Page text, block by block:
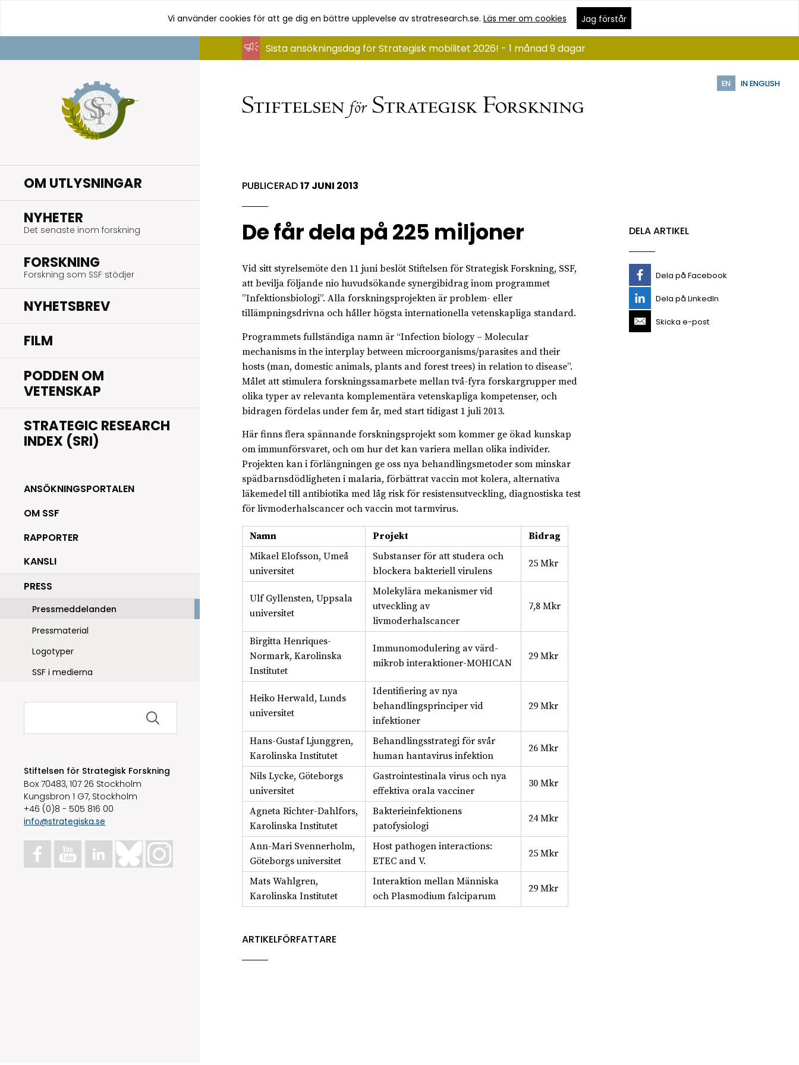
innehåll
Vi använder cookies för att ge dig en bättre upplevelse av stratresearch.se.Läs mer om cookies Jag förstår
EN IN ENGLISH
OM UTLYSNINGAR
NYHETER
Det senaste inom forskning
FORSKNING
Forskning som SSF stödjer
NYHETSBREV
FILM
PODDEN OM
VETENSKAP
STRATEGIC RESEARCH
INDEX (SRI)
ANSÖKNINGSPORTALEN
OM SSF
RAPPORTER
KANSLI
PRESS
Pressmeddelanden
Pressmaterial
Logotyper
SSF i medierna
Sök
Stiftelsen för Strategisk Forskning
Box 70483, 107 26 Stockholm
Kungsbron 1 G7, Stockholm
+46 (0)8 - 505 816 00
info@strategiska.se
Sista ansökningsdag för Strategisk mobilitet 2026! - 1 månad 9 dagar
PUBLICERAD17 JUNI 2013
De får dela på 225 miljoner
Vid sitt styrelsemöte den 11 juni beslöt Stiftelsen för Strategisk Forskning, SSF,
att bevilja följande nio huvudsökande synergibidrag inom programmet
”Infektionsbiologi”. Alla forskningsprojekten är problem- eller
tillämpningsdrivna och håller högsta internationella vetenskapliga standard.
Programmets fullständiga namn är “Infection biology – Molecular
mechanisms in the interplay between microorganisms/parasites and their
hosts (man, domestic animals, plants and forest trees) in relation to disease”.
Målet att stimulera forskningssamarbete mellan två-fyra forskargrupper med
olika typer av relevanta komplementära vetenskapliga kompetenser, och
bidragen fördelas under fem år, med start tidigast 1 juli 2013.
Här finns flera spännande forskningsprojekt som kommer ge ökad kunskap
om immunförsvaret, och om hur det kan variera mellan olika individer.
Projekten kan i förlängningen ge oss nya behandlingsmetoder som minskar
spädbarnsdödligheten i malaria, förbättrat vaccin mot kolera, alternativa
läkemedel till antibiotika med låg risk för resistensutveckling, diagnostiska test
för livmoderhalscancer och vaccin mot tarmvirus.
Namn Projekt
Bidrag
Mikael Elofsson, Umeå
universitet
Substanser för att studera och
blockera bakteriell virulens
25 Mkr
Ulf Gyllensten, Uppsala
universitet
Molekylära mekanismer vid
utveckling av
livmoderhalscancer
7,8 Mkr
Birgitta Henriques-
Normark, Karolinska
Institutet
Immunomodulering av värd-
mikrob interaktioner-MOHICAN
29 Mkr
Heiko Herwald, Lunds
universitet
Identifiering av nya
behandlingsprinciper vid
infektioner
29 Mkr
Hans-Gustaf Ljunggren,
Karolinska Institutet
Behandlingsstrategi för svår
human hantavirus infektion
26 Mkr
Nils Lycke, Göteborgs
universitet
Gastrointestinala virus och nya
effektiva orala vacciner
30 Mkr
Agneta Richter-Dahlfors,
Karolinska Institutet
Bakterieinfektionens
patofysiologi
24 Mkr
Ann-Mari Svennerholm,
Göteborgs universitet
Host pathogen interactions:
ETEC and V.
25 Mkr
Mats Wahlgren,
Karolinska Institutet
Interaktion mellan Människa
och Plasmodium falciparum
29 Mkr
ARTIKELFÖRFATTARE
DELA ARTIKEL
Dela på Facebook
Dela på LinkedIn
Skicka e-post